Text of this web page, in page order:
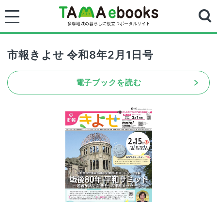
市報きよせ 令和8年2月1日号
電子ブックを読む